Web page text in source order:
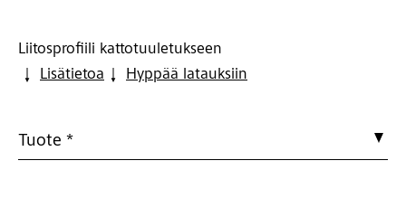
Liitosprofiili kattotuuletukseen
Lisätietoa
Hyppää latauksiin
Tuote *